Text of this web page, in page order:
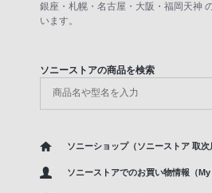
銀座・札幌・名古屋・大阪・福岡天神
います。
ソニーストアの商品を検索
ソニーショップ（ソニーストア 取次
ソニーストアでのお買い物情報（My